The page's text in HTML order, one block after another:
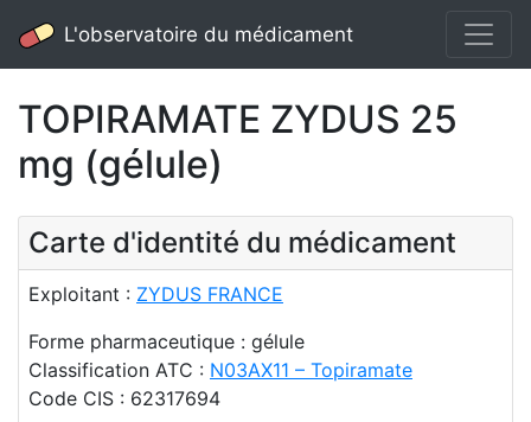
L'observatoire du médicament
TOPIRAMATE ZYDUS 25
mg (gélule)
Carte d'identité du médicament
Exploitant : ZYDUS FRANCE
Forme pharmaceutique : gélule
Classification ATC : N03AX11 – Topiramate
Code CIS : 62317694